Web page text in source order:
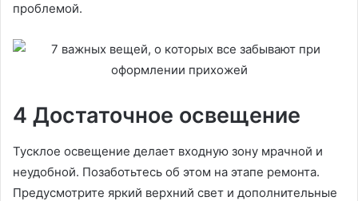
проблемой.
4 Достаточное освещение
Тусклое освещение делает входную зону мрачной и
неудобной. Позаботьтесь об этом на этапе ремонта.
Предусмотрите яркий верхний свет и дополнительные